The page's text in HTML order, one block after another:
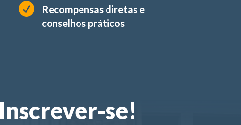

Recompensas diretas e
conselhos práticos
Inscrever-se!​